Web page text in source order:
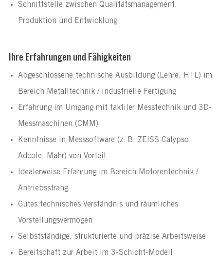
Schnittstelle zwischen Qualitätsmanagement,
Produktion und Entwicklung
Ihre Erfahrungen und Fähigkeiten
Abgeschlossene technische Ausbildung (Lehre, HTL) im
Bereich Metalltechnik / industrielle Fertigung
Erfahrung im Umgang mit taktiler Messtechnik und 3D-
Messmaschinen (CMM)
Kenntnisse in Messsoftware (z. B. ZEISS Calypso,
Adcole, Mahr) von Vorteil
Idealerweise Erfahrung im Bereich Motorentechnik /
Antriebsstrang
Gutes technisches Verständnis und räumliches
Vorstellungsvermögen
Selbstständige, strukturierte und präzise Arbeitsweise
Bereitschaft zur Arbeit im 3-Schicht-Modell